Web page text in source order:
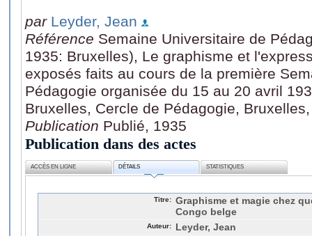
par Leyder, Jean
Référence Semaine Universitaire de
1935: Bruxelles), Le graphisme et
exposés faits au cours de la première
Pédagogie organisée du 15 au 20 avril
Bruxelles, Cercle de Pédagogie, Bruxelles,
Publication Publié, 1935
Publication dans des actes
ACCÈS EN LIGNE DÉTAILS STATISTIQUES
Titre: Graphisme et magie chez
Congo belge
Auteur: Leyder, Jean